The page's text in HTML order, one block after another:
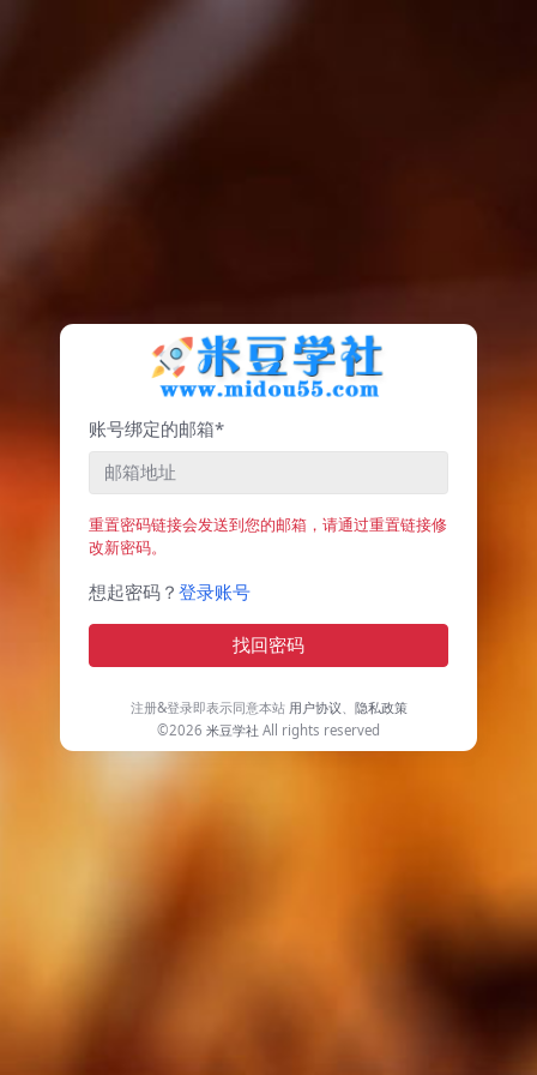
账号绑定的邮箱*
重置密码链接会发送到您的邮箱，请通过重置链接修
改新密码。
想起密码？ 登录账号
找回密码
注册&登录即表示同意本站 用户协议、 隐私政策
©2026 米豆学社 All rights reserved